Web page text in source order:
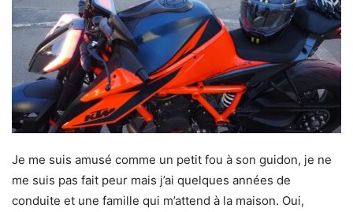
Je me suis amusé comme un petit fou à son guidon, je ne
me suis pas fait peur mais j’ai quelques années de
conduite et une famille qui m’attend à la maison. Oui,